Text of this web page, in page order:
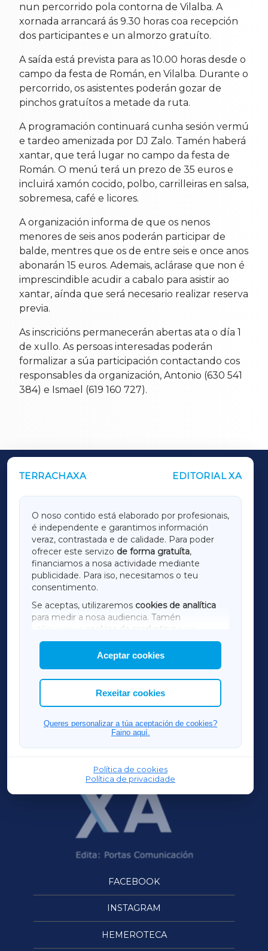
nun percorrido pola contorna de Vilalba. A
xornada arrancará ás 9.30 horas coa recepción
dos participantes e un almorzo gratuíto.
A saída está prevista para as 10.00 horas desde o
campo da festa de Román, en Vilalba. Durante o
percorrido, os asistentes poderán gozar de
pinchos gratuítos a metade da ruta.
A programación continuará cunha sesión vermú
e tardeo amenizada por DJ Zalo. Tamén haberá
xantar, que terá lugar no campo da festa de
Román. O menú terá un prezo de 35 euros e
incluirá xamón cocido, polbo, carrilleiras en salsa,
sobremesa, café e licores.
A organización informa de que os nenos
menores de seis anos poderán participar de
balde, mentres que os de entre seis e once anos
abonarán 15 euros. Ademais, aclárase que non é
imprescindible acudir a cabalo para asistir ao
xantar, aínda que será necesario realizar reserva
previa.
As inscricións permanecerán abertas ata o día 1
de xullo. As persoas interesadas poderán
formalizar a súa participación contactando cos
responsables da organización, Antonio (630 541
384) e Ismael (619 160 727).
TERRACHAXA EDITORIAL XA
O noso contido está elaborado por profesionais,
é independente e garantimos información
veraz, contrastada e de calidade. Para poder
ofrecer este servizo de forma gratuíta,
financiamos a nosa actividade mediante
publicidade. Para iso, necesitamos o teu
consentimento.
Se aceptas, utilizaremos cookies de analítica
para medir a nosa audiencia. Tamén
utilizaremos
cookies de marketing
mostrar publicidade de terceiros.
Así mesmo, podes personalizar a elección das
cookies que desexas permitir.
Aceptar cookies
Rexeitar cookies
Queres personalizar a túa aceptación de cookies?
Faino aquí.
Política de cookies
Política de privacidade
OUTROS PERIÓDICOS
LUGOXA
TERRACHAXA
AMARIÑAXA
RIBEIRASACRAXA
ACORUÑAXA
FERROLXA
OURENSEXA
FACEBOOK
INSTAGRAM
HEMEROTECA